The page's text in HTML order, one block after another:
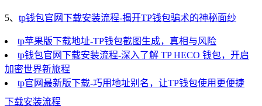
5、 tp钱包官网下载安装流程-揭开TP钱包骗术的神秘面纱
tp苹果版下载地址-TP钱包截图生成，真相与风险
tp钱包官网下载安装流程-深入了解 TP HECO 钱包，开启
加密世界新旅程
tp官网最新版下载-巧用地址别名，让TP钱包使用更便捷
下载安装流程